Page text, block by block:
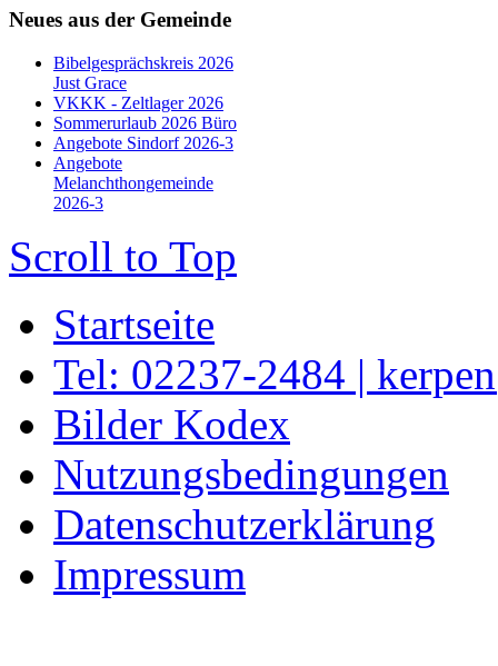
Neues aus der Gemeinde
Bibelgesprächskreis 2026
Just Grace
VKKK - Zeltlager 2026
Sommerurlaub 2026 Büro
Angebote Sindorf 2026-3
Angebote
Melanchthongemeinde
2026-3
Scroll to Top
Startseite
Tel: 02237-2484 |
Bilder Kodex
Nutzungsbedingungen
Datenschutzerklärung
Impressum